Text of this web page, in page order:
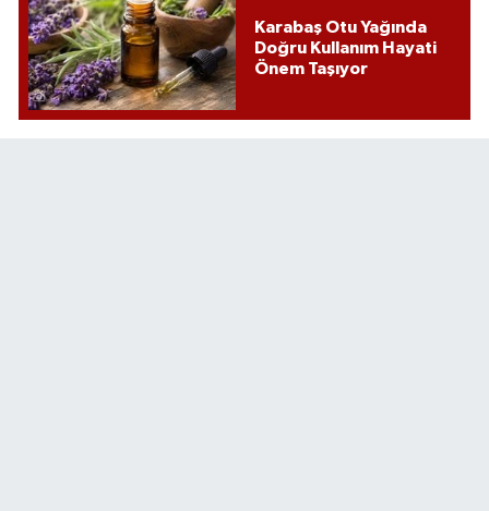
Karabaş Otu Yağında
Doğru Kullanım Hayati
Önem Taşıyor